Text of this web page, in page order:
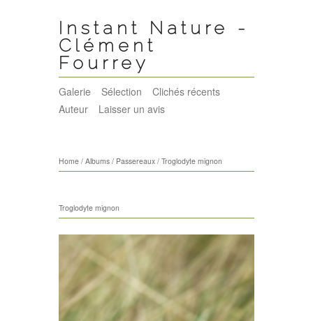
Instant Nature -
Clément
Fourrey
Galerie Sélection
Clichés récents
Auteur
Laisser un avis
Home / Albums / Passereaux / Troglodyte mignon
Troglodyte mignon